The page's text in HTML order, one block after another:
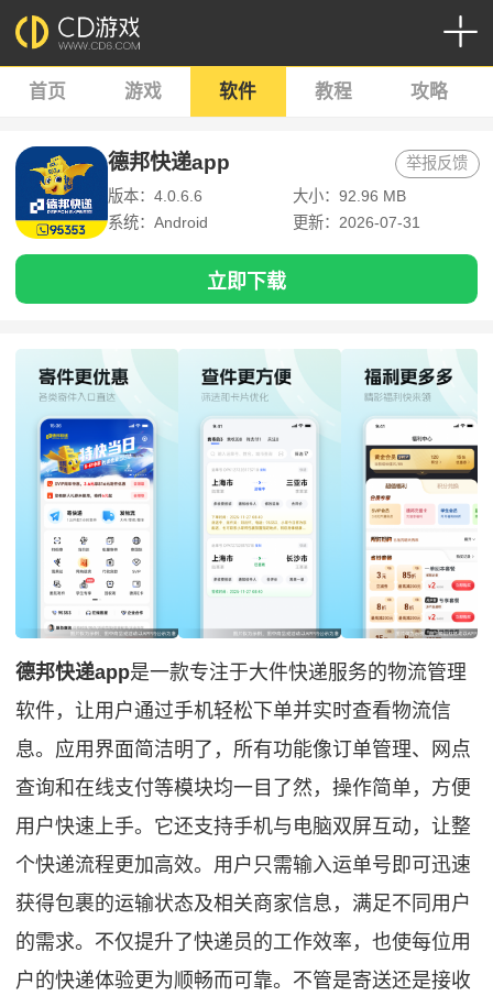
首页 游戏 软件 教程 攻略
德邦快递app
版本：4.0.6.6
大小：92.96 MB
系统：Android
更新：2026-07-31
举报反馈
立即下载
德邦快递app是一款专注于大件快递服务的物流管理
软件，让用户通过手机轻松下单并实时查看物流信
息。应用界面简洁明了，所有功能像订单管理、网点
查询和在线支付等模块均一目了然，操作简单，方便
用户快速上手。它还支持手机与电脑双屏互动，让整
个快递流程更加高效。用户只需输入运单号即可迅速
获得包裹的运输状态及相关商家信息，满足不同用户
的需求。不仅提升了快递员的工作效率，也使每位用
户的快递体验更为顺畅而可靠。不管是寄送还是接收